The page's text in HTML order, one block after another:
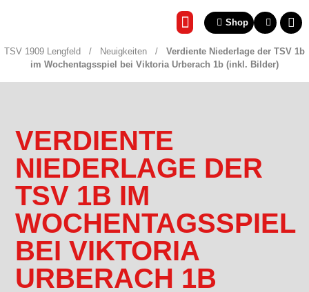
Shop
TSV 1909 Lengfeld / Neuigkeiten / Verdiente Niederlage der TSV 1b
im Wochentagsspiel bei Viktoria Urberach 1b (inkl. Bilder)
VERDIENTE
NIEDERLAGE DER
TSV 1B IM
WOCHENTAGSSPIEL
BEI VIKTORIA
URBERACH 1B